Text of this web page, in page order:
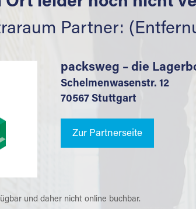
Partner:
packsweg – die
Schelmenwasenstr. 12
70567 Stuttgart
Zur Partnerseite
und daher nicht online buchbar.